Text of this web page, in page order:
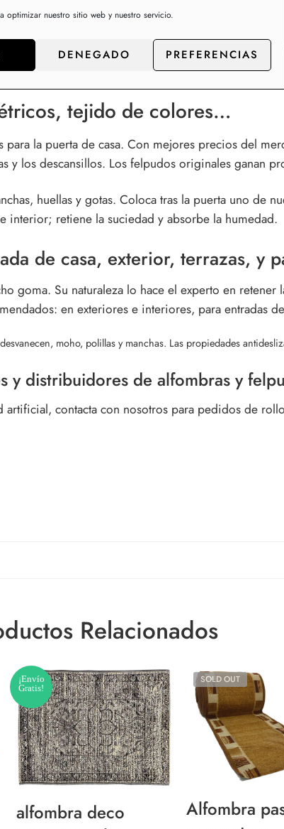
optimizar nuestro sitio web y nuestro servicio.
DENEGADO PREFERENCIAS
adicional
tejido de colores…
la puerta de casa. Con mejores precios del
y los descansillos. Los felpudos originales ganan
huellas y gotas. Coloca tras la puerta uno de
interior; retiene la suciedad y absorbe la humedad.
de casa, exterior, terrazas, y
goma. Su naturaleza lo hace el experto en retener
en exteriores e interiores, para entradas
moho, polillas y manchas. Las propiedades
y distribuidores de alfombras y
contacta con nosotros para pedidos de
Relacionados
¡Envío
Gratis!
alfombra deco
SOLD OUT
Alfombra